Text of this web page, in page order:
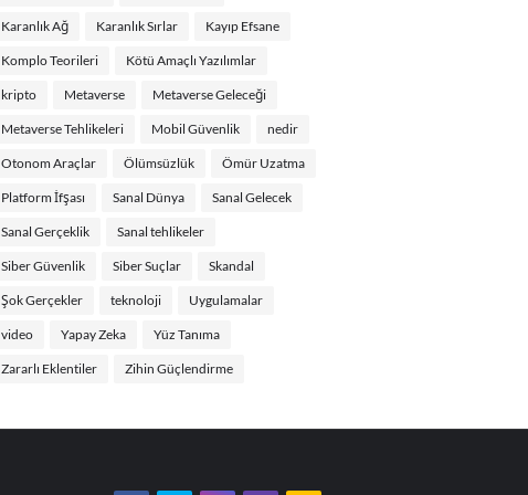
Karanlık Ağ Karanlık Sırlar Kayıp Efsane
Komplo Teorileri Kötü Amaçlı Yazılımlar
kripto Metaverse Metaverse Geleceği
Metaverse Tehlikeleri Mobil Güvenlik nedir
Otonom Araçlar Ölümsüzlük Ömür Uzatma
Platform İfşası Sanal Dünya Sanal Gelecek
Sanal Gerçeklik Sanal tehlikeler
Siber Güvenlik Siber Suçlar Skandal
Şok Gerçekler teknoloji Uygulamalar
video Yapay Zeka Yüz Tanıma
Zararlı Eklentiler Zihin Güçlendirme